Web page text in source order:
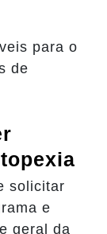
para o
de
solicitar
e
geral da